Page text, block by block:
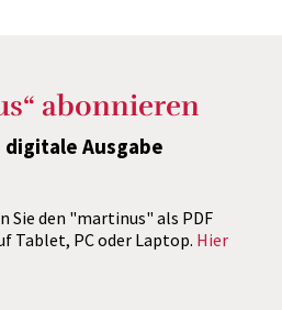
abonnieren
digitale Ausgabe
Sie den "martinus" als PDF
Tablet, PC oder Laptop. Hier